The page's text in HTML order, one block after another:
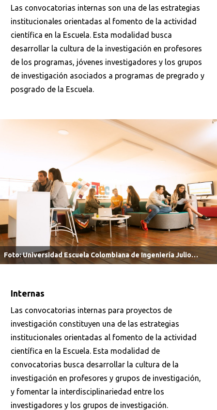
Las convocatorias internas son una de las estrategias
institucionales orientadas al fomento de la actividad
científica en la Escuela. Esta modalidad busca
desarrollar la cultura de la investigación en profesores
de los programas, jóvenes investigadores y los grupos
de investigación asociados a programas de pregrado y
posgrado de la Escuela.
Foto: Universidad Escuela Colombiana de Ingeniería Julio
Garavito.
Internas
Las convocatorias internas para proyectos de
investigación constituyen una de las estrategias
institucionales orientadas al fomento de la actividad
científica en la Escuela. Esta modalidad de
convocatorias busca desarrollar la cultura de la
investigación en profesores y grupos de investigación,
y fomentar la interdisciplinariedad entre los
investigadores y los grupos de investigación.